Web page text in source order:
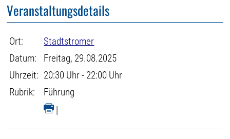
Veranstaltungsdetails
Ort:
Stadtstromer
Datum:
Freitag, 29.08.2025
Uhrzeit: 20:30 Uhr - 22:00 Uhr
Rubrik:
Führung
|